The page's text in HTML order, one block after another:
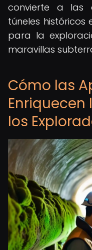
convierte a las
túneles históricos
para la
maravillas
Cómo las
Enriquecen
los